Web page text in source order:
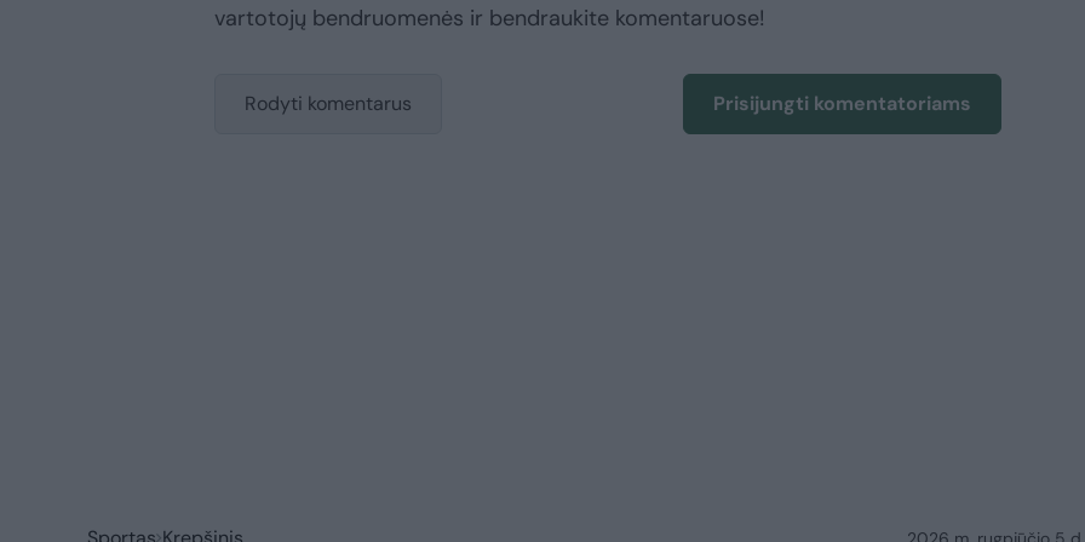
vartotojų bendruomenės ir bendraukite komentaruose!
Rodyti komentarus Prisijungti komentatoriams